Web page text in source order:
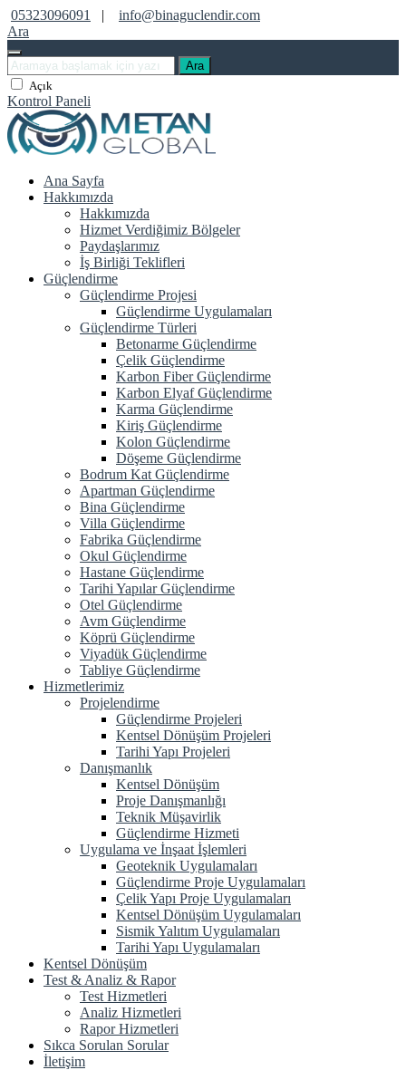
05323096091 |
info@binaguclendir.com
Ara
Ara
Açık
Kontrol Paneli
Ana Sayfa
Hakkımızda
Hakkımızda
Hizmet Verdiğimiz Bölgeler
Paydaşlarımız
İş Birliği Teklifleri
Güçlendirme
Güçlendirme Projesi
Güçlendirme Uygulamaları
Güçlendirme Türleri
Betonarme Güçlendirme
Çelik Güçlendirme
Karbon Fiber Güçlendirme
Karbon Elyaf Güçlendirme
Karma Güçlendirme
Kiriş Güçlendirme
Kolon Güçlendirme
Döşeme Güçlendirme
Bodrum Kat Güçlendirme
Apartman Güçlendirme
Bina Güçlendirme
Villa Güçlendirme
Fabrika Güçlendirme
Okul Güçlendirme
Hastane Güçlendirme
Tarihi Yapılar Güçlendirme
Otel Güçlendirme
Avm Güçlendirme
Köprü Güçlendirme
Viyadük Güçlendirme
Tabliye Güçlendirme
Hizmetlerimiz
Projelendirme
Güçlendirme Projeleri
Kentsel Dönüşüm Projeleri
Tarihi Yapı Projeleri
Danışmanlık
Kentsel Dönüşüm
Proje Danışmanlığı
Teknik Müşavirlik
Güçlendirme Hizmeti
Uygulama ve İnşaat İşlemleri
Geoteknik Uygulamaları
Güçlendirme Proje Uygulamaları
Çelik Yapı Proje Uygulamaları
Kentsel Dönüşüm Uygulamaları
Sismik Yalıtım Uygulamaları
Tarihi Yapı Uygulamaları
Kentsel Dönüşüm
Test & Analiz & Rapor
Test Hizmetleri
Analiz Hizmetleri
Rapor Hizmetleri
Sıkca Sorulan Sorular
İletişim